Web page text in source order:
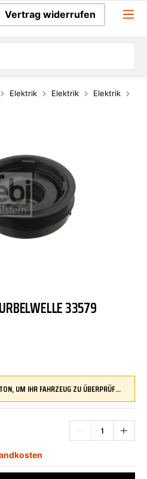
Vertrag widerrufen
Elektrik Elektrik
Elektrik
33579
DRÜCKEN SIE AUF DEN BUTTON, UM IHR FAHRZEUG ZU ÜBERPRÜFEN UND SICHERZUSTELLEN, DASS DIESES TEIL KOMPATIBEL IST, BEVOR SIE ES BESTELLEN